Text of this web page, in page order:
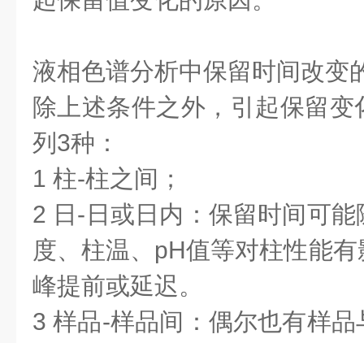
液相色谱分析中保留时间改变
除上述条件之外，引起保留
列3种：
1 柱-柱之间；
2 日-日或日内：保留时间可
度、柱温、pH值等对柱性能
峰提前或延迟。
3 样品-样品间：偶尔也有样